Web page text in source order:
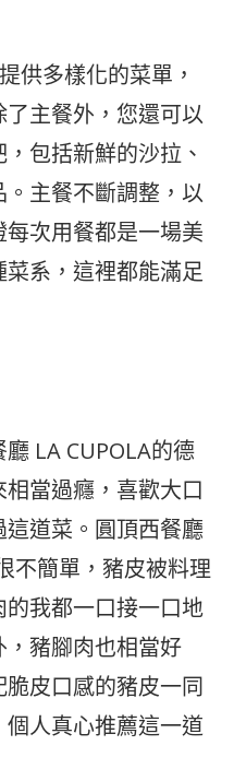
供多樣化的菜單，
主餐外，您還可以
包括新鮮的沙拉、
主餐不斷調整，以
次用餐都是一場美
系，這裡都能滿足
LA CUPOLA的德
當過癮，喜歡大口
道菜。圓頂西餐廳
不簡單，豬皮被料理
我都一口接一口地
豬腳肉也相當好
皮口感的豬皮一同
人真心推薦這一道